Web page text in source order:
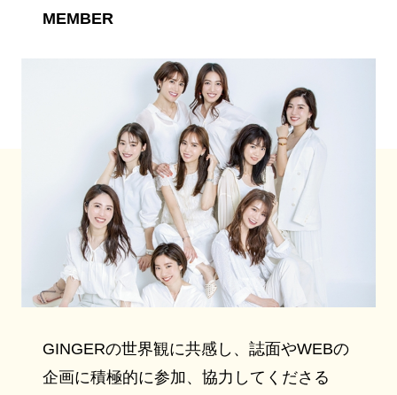
MEMBER
GINGERの世界観に共感し、誌面やWEBの
企画に積極的に参加、協力してくださる